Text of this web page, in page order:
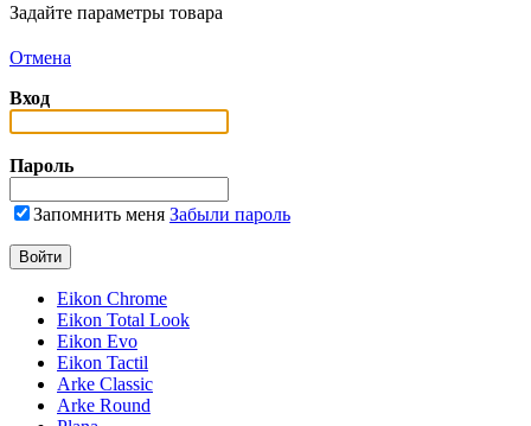
Задайте параметры товара
Отмена
Вход
Пароль
Запомнить меня Забыли пароль
Eikon Chrome
Eikon Total Look
Eikon Evo
Eikon Tactil
Arke Classic
Arke Round